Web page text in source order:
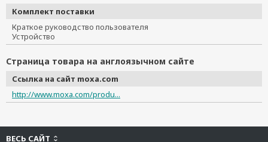
Комплект поставки
Краткое руководство пользователя
Устройство
Страница товара на англоязычном сайте
Ссылка на сайт moxa.com
http://www.moxa.com/produ...
ВЕСЬ САЙТ